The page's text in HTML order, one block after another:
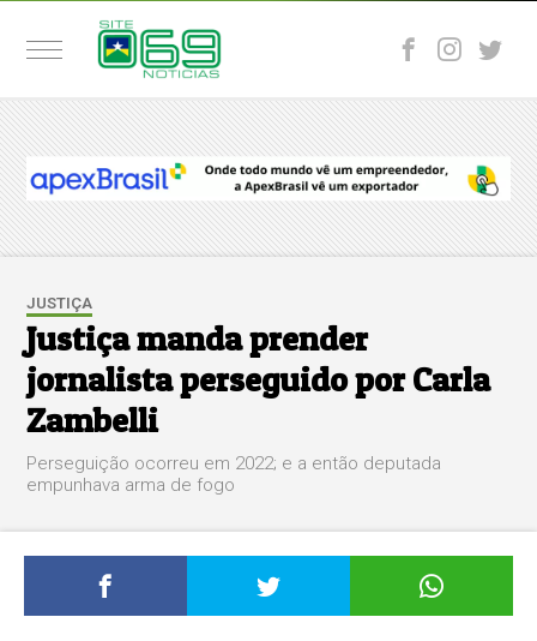
JUSTIÇA
Justiça manda prender
jornalista perseguido por Carla
Zambelli
Perseguição ocorreu em 2022; e a então deputada
empunhava arma de fogo